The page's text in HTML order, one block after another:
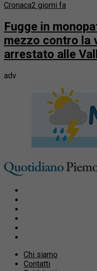
Cronaca2 giorni fa
Fugge in
mezzo contro la
arrestato alle
adv
Chi siamo
Contatti